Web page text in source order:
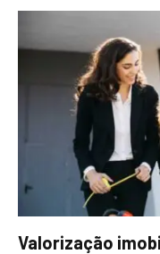
Valorização